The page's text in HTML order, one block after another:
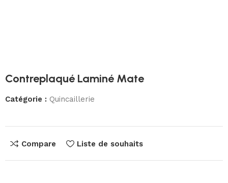
Contreplaqué Laminé Mate
Catégorie : Quincaillerie
Compare Liste de souhaits